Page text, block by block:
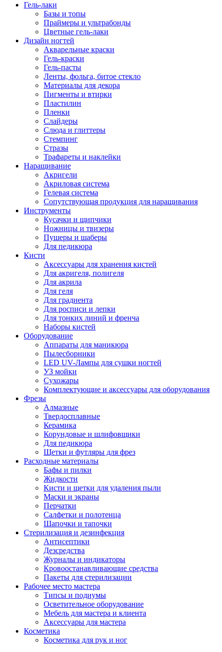
Гель-лаки
Базы и топы
Праймеры и ультрабонды
Цветные гель-лаки
Дизайн ногтей
Акварельные краски
Гель-краски
Гель-пасты
Ленты, фольга, битое стекло
Материалы для декора
Пигменты и втирки
Пластилин
Пленки
Слайдеры
Слюда и глиттеры
Стемпинг
Стразы
Трафареты и наклейки
Наращивание
Акригели
Акриловая система
Гелевая система
Сопутствующая продукция для наращивания
Инструменты
Кусачки и щипчики
Ножницы и твизеры
Пушеры и шаберы
Для педикюра
Кисти
Аксессуары для хранения кистей
Для акригеля, полигеля
Для акрила
Для геля
Для градиента
Для росписи и лепки
Для тонких линий и френча
Наборы кистей
Оборудование
Аппараты для маникюра
Пылесборники
LED UV-Лампы для сушки ногтей
УЗ мойки
Сухожары
Комплектующие и аксессуары для оборудования
Фрезы
Алмазные
Твердосплавные
Керамика
Корундовые и шлифовщики
Для педикюра
Щетки и футляры для фрез
Расходные материалы
Бафы и пилки
Жидкости
Кисти и щетки для удаления пыли
Маски и экраны
Перчатки
Салфетки и полотенца
Шапочки и тапочки
Стерилизация и дезинфекция
Антисептики
Дезсредства
Журналы и индикаторы
Кровоостанавливающие средства
Пакеты для стерилизации
Рабочее место мастера
Типсы и подиумы
Осветительное оборудование
Мебель для мастера и клиента
Аксессуары для мастера
Косметика
Косметика для рук и ног